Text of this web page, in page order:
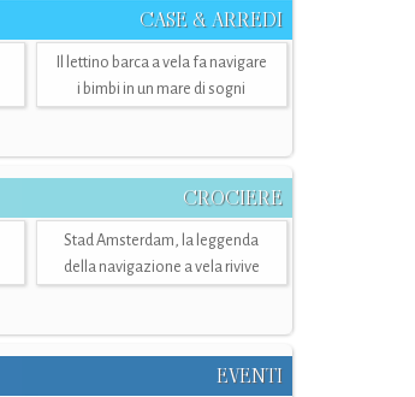
CASE & ARREDI
Il lettino barca a vela fa navigare
i bimbi in un mare di sogni
CROCIERE
Stad Amsterdam, la leggenda
della navigazione a vela rivive
EVENTI